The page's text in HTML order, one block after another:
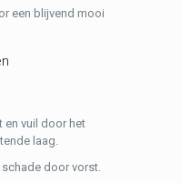
een blijvend mooi
en vuil door het
laag.
door vorst.